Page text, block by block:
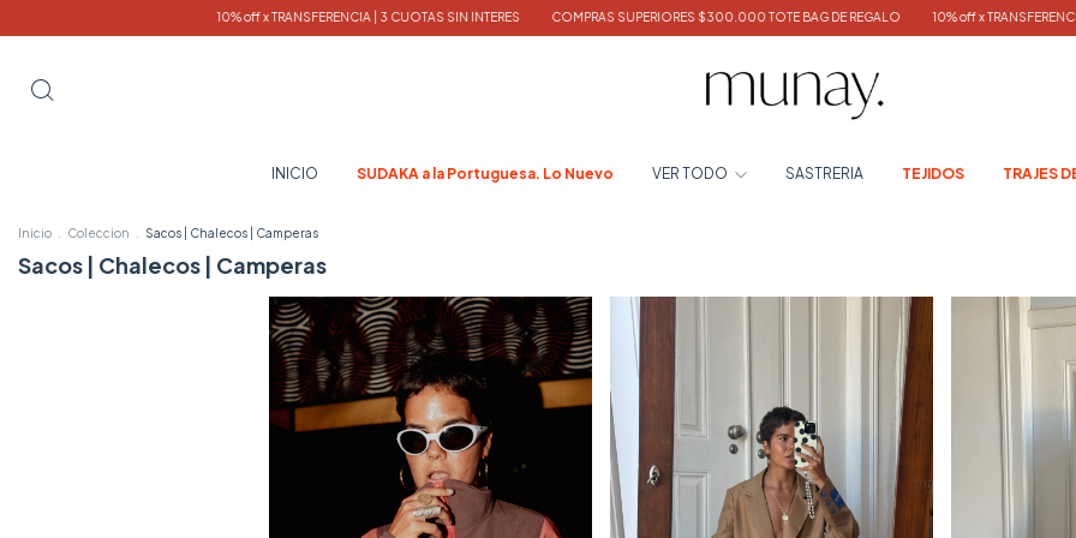
10% off x TRANSFERENCIA | 3 CUOTAS SIN INTERES COMPRAS SUPERIORES $300.000 TOTE BAG DE REGALO 10% off x TRANSFERENCIA | 3 CUOTAS SIN INTERES
INICIO SUDAKA a la Portuguesa. Lo Nuevo VER TODO SASTRERIA TEJIDOS TRAJES
Inicio Coleccion Sacos | Chalecos | Camperas
Sacos | Chalecos | Camperas